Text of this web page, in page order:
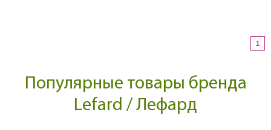
1
Популярные товары бренда
Lefard / Лефард